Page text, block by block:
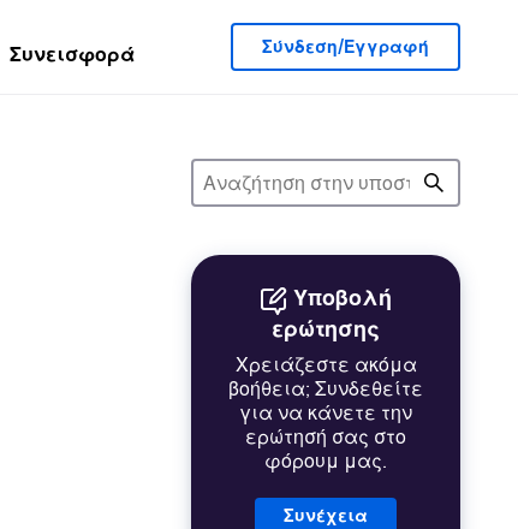
Συνεισφορά Σύνδεση/Εγγραφή
Υποβολή
ερώτησης
Χρειάζεστε ακόμα
βοήθεια; Συνδεθείτε
για να κάνετε την
ερώτησή σας στο
φόρουμ μας.
Συνέχεια